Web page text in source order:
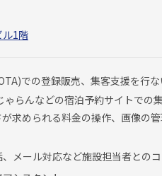
ル1階
での登録販売、集客支援を行な
ゃらんなどの宿泊予約サイトでの
求められる料金の操作、画像の
メール対応など施設担当者との